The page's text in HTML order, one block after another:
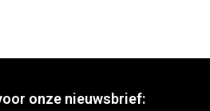
onze nieuwsbrief: